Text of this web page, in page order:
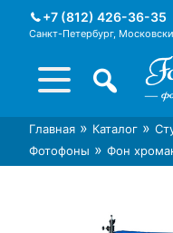
+7 (812) 426-36-35
Санкт-Петербург,
Главная » Каталог »
Фотофоны » Фон